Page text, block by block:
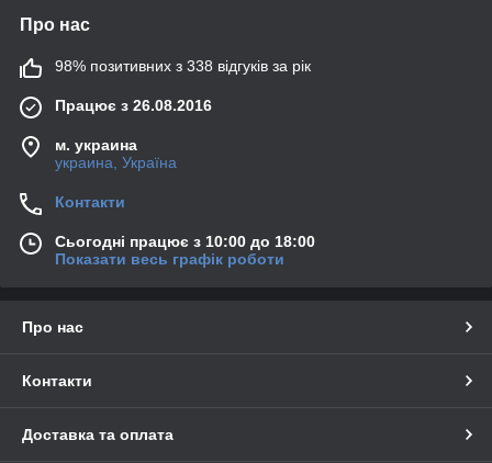
Про нас
98% позитивних з 338 відгуків за рік
Працює з 26.08.2016
м. украина
украина, Україна
Контакти
Сьогодні працює з 10:00 до 18:00
Показати весь графік роботи
Про нас
Контакти
Доставка та оплата